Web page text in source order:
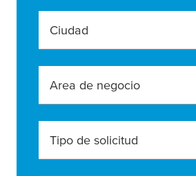
Ciudad
Area de negocio
Tipo de solicitud